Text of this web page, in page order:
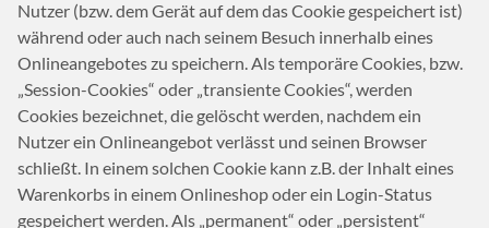
Nutzer (bzw. dem Gerät auf dem das Cookie gespeichert ist)
während oder auch nach seinem Besuch innerhalb eines
Onlineangebotes zu speichern. Als temporäre Cookies, bzw.
„Session-Cookies“ oder „transiente Cookies“, werden
Cookies bezeichnet, die gelöscht werden, nachdem ein
Nutzer ein Onlineangebot verlässt und seinen Browser
schließt. In einem solchen Cookie kann z.B. der Inhalt eines
Warenkorbs in einem Onlineshop oder ein Login-Status
gespeichert werden. Als „permanent“ oder „persistent“